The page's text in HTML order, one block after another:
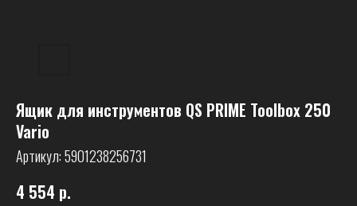
Ящик для инструментов QS PRIME Toolbox 250
Vario
Артикул:5901238256731
4 554 р.